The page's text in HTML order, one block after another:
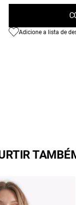
Adicione a lista de